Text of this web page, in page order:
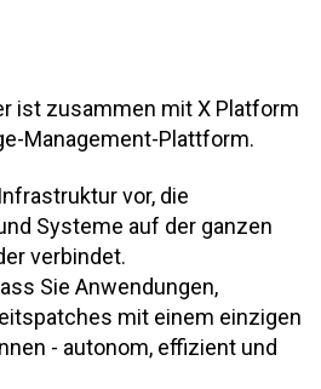
ist zusammen mit X Platform
Management-Plattform.
vor, die
Systeme auf der ganzen
verbindet.
Sie Anwendungen,
mit einem einzigen
- autonom, effizient und